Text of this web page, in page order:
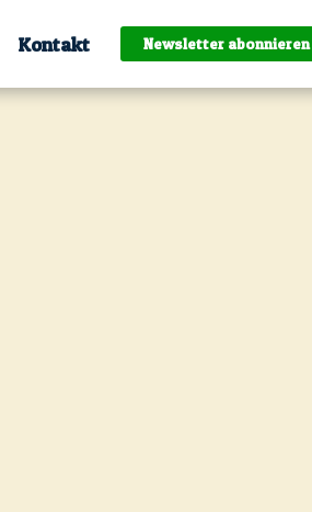
Kontakt Newsletter abonnieren